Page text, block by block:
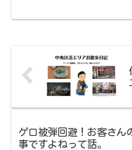
ゲロ被弾回避！お客さん
事ですよねって話。